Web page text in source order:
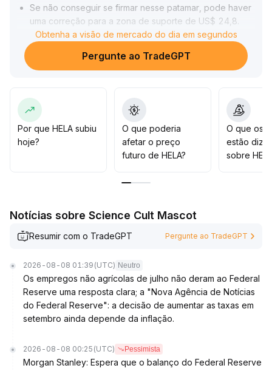
Se não conseguir se firmar nesse patamar, pode haver
uma correção para a zona de suporte de US$ 24,8
Grandes baleias on-chain mantêm posições elevadas;
apesar da redução nas perdas não realizadas, o alto
custo do capital resulta em potencial pressão
sustentabilidade do movimento de alta entre US$ 27,4
e US$ 28,5 e acompanhem o volume de negociação,
mantendo rigoroso controle de risco e operações
fracionadas
Isso ajudará a evitar devolução de lucros de curto
exposição geral dentro de limites controláveis
Obtenha a visão de mercado do dia em segundos
Pergunte ao TradeGPT
Por que HELA subiu
hoje?
O que poderia
afetar o preço
futuro de HELA?
O que os
estão
sobre
Notícias sobre Science Cult Mascot
Resumir com o TradeGPT Pergunte ao TradeGPT
2026-08-08 01:39 (UTC) Neutro
Os empregos não agrícolas de julho não deram ao Federal
Reserve uma resposta clara; a "Nova Agência de Notícias
do Federal Reserve": a decisão de aumentar as taxas em
setembro ainda depende da inflação.
2026-08-08 00:25 (UTC) Pessimista
Morgan Stanley: Espera que o balanço do Federal Reserve